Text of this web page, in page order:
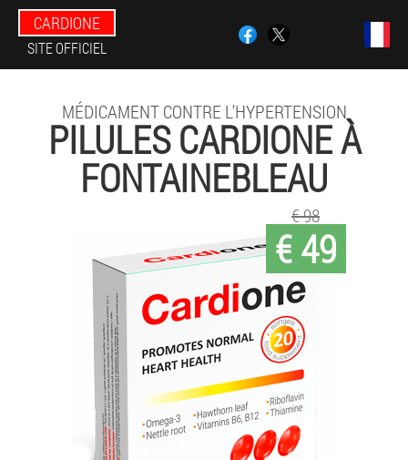
CARDIONE
SITE OFFICIEL
MÉDICAMENT CONTRE L'HYPERTENSION
PILULES CARDIONE À
FONTAINEBLEAU
€ 49
€ 98